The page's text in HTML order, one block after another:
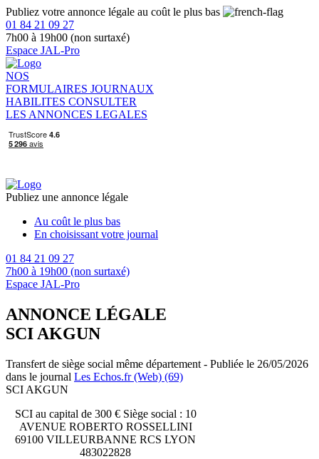
Publiez votre annonce légale au coût le plus bas
01 84 21 09 27
7h00 à 19h00 (non surtaxé)
Espace JAL-Pro
NOS
FORMULAIRES JOURNAUX
HABILITES CONSULTER
LES ANNONCES LEGALES
Publiez une annonce légale
Au coût le plus bas
En choisissant votre journal
01 84 21 09 27
7h00 à 19h00 (non surtaxé)
Espace JAL-Pro
ANNONCE LÉGALE
SCI AKGUN
Transfert de siège social même département - Publiée le 26/05/2026
dans le journal Les Echos.fr (Web) (69)
SCI AKGUN
SCI au capital de 300 € Siège social : 10
AVENUE ROBERTO ROSSELLINI
69100 VILLEURBANNE RCS LYON
483022828